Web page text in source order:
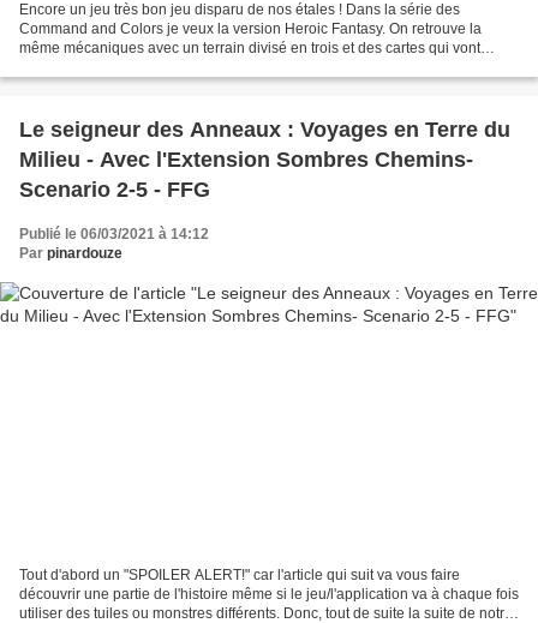
Encore un jeu très bon jeu disparu de nos étales ! Dans la série des
Command and Colors je veux la version Heroic Fantasy. On retrouve la
même mécaniques avec un terrain divisé en trois et des cartes qui vont
Le seigneur des Anneaux : Voyages en Terre du
Milieu - Avec l'Extension Sombres Chemins-
Scenario 2-5 - FFG
Publié le 06/03/2021 à 14:12
Par pinardouze
Tout d'abord un "SPOILER ALERT!" car l'article qui suit va vous faire
découvrir une partie de l'histoire même si le jeu/l'application va à chaque fois
utiliser des tuiles ou monstres différents. Donc, tout de suite la suite de notre